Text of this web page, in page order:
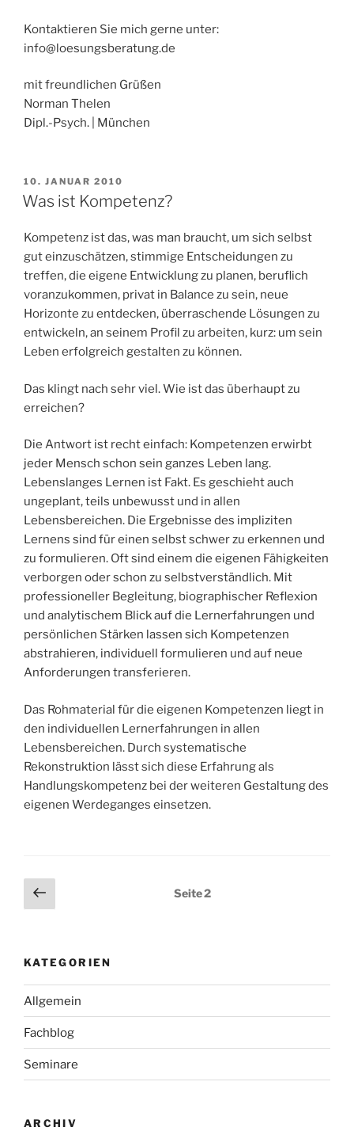
Kontaktieren Sie mich gerne unter:
info@loesungsberatung.de
mit freundlichen Grüßen
Norman Thelen
Dipl.-Psych. | München
VERÖFFENTLICHT
AM
10. JANUAR 2010
Was ist Kompetenz?
Kompetenz ist das, was man braucht, um sich selbst
gut einzuschätzen, stimmige Entscheidungen zu
treffen, die eigene Entwicklung zu planen, beruflich
voranzukommen, privat in Balance zu sein, neue
Horizonte zu entdecken, überraschende Lösungen zu
entwickeln, an seinem Profil zu arbeiten, kurz: um sein
Leben erfolgreich gestalten zu können.
Das klingt nach sehr viel. Wie ist das überhaupt zu
erreichen?
Die Antwort ist recht einfach: Kompetenzen erwirbt
jeder Mensch schon sein ganzes Leben lang.
Lebenslanges Lernen ist Fakt. Es geschieht auch
ungeplant, teils unbewusst und in allen
Lebensbereichen. Die Ergebnisse des impliziten
Lernens sind für einen selbst schwer zu erkennen und
zu formulieren. Oft sind einem die eigenen Fähigkeiten
verborgen oder schon zu selbstverständlich. Mit
professioneller Begleitung, biographischer Reflexion
und analytischem Blick auf die Lernerfahrungen und
persönlichen Stärken lassen sich Kompetenzen
abstrahieren, individuell formulieren und auf neue
Anforderungen transferieren.
Das Rohmaterial für die eigenen Kompetenzen liegt in
den individuellen Lernerfahrungen in allen
Lebensbereichen. Durch systematische
Rekonstruktion lässt sich diese Erfahrung als
Handlungskompetenz bei der weiteren Gestaltung des
eigenen Werdeganges einsetzen.
Beitragsnavigation
Vorherige
Seite
Seite2
KATEGORIEN
Allgemein
Fachblog
Seminare
ARCHIV